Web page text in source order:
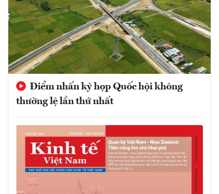
Điểm nhấn kỳ họp Quốc hội không
thường lệ lần thứ nhất